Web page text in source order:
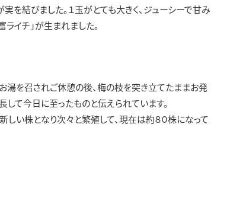
を結びました。１玉がとても大きく、ジューシーで甘み
イチ」が生まれました。
湯を召されご休憩の後、梅の枝を突き立てたままお発
て今日に至ったものと伝えられています。
い株となり次々と繁殖して、現在は約８０株になって